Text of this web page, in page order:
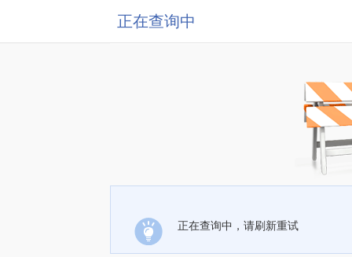
正在查询中
正在查询中，请刷新重试